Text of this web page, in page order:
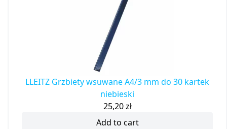
LLEITZ Grzbiety wsuwane A4/3 mm do 30 kartek
niebieski
25,20zł
Add to cart